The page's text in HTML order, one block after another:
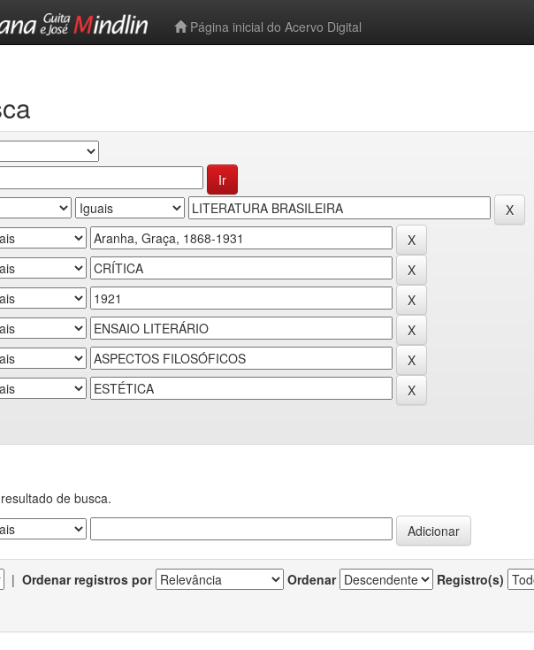
Página inicial do Acervo Digital
de busca.
| Ordenar registros por Ordenar Registro(s)